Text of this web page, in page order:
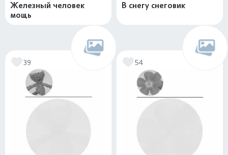
Железный человек
мощь
В снегу снеговик
39 54